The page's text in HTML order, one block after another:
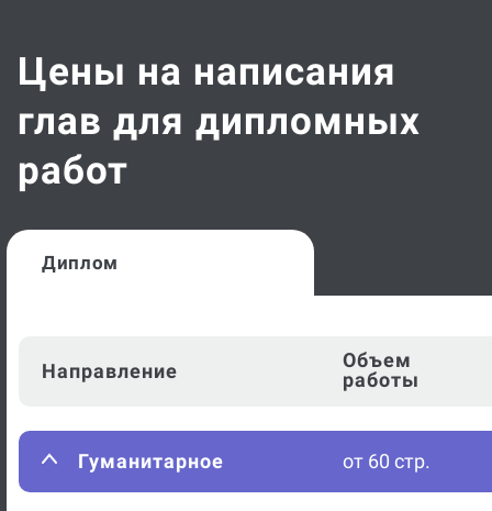
Цены на написания
глав для дипломных
работ
Диплом
Направление
Объем
работы
Гуманитарное от 60 стр.